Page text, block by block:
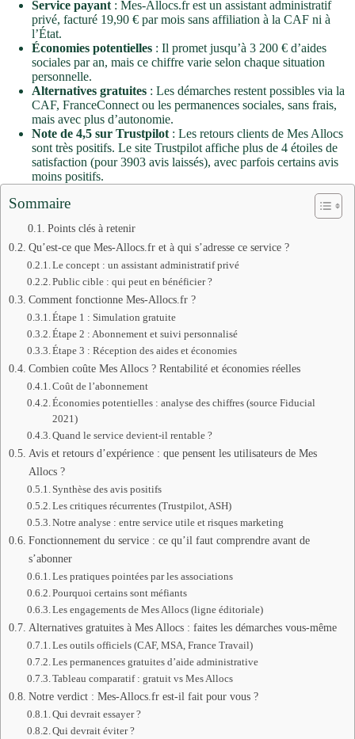
Service payant : Mes-Allocs.fr est un assistant administratif
privé, facturé 19,90 € par mois sans affiliation à la CAF ni à
l’État.
Économies potentielles : Il promet jusqu’à 3 200 € d’aides
sociales par an, mais ce chiffre varie selon chaque situation
personnelle.
Alternatives gratuites : Les démarches restent possibles via la
CAF, FranceConnect ou les permanences sociales, sans frais,
mais avec plus d’autonomie.
Note de 4,5 sur Trustpilot : Les retours clients de Mes Allocs
sont très positifs. Le site Trustpilot affiche plus de 4 étoiles de
satisfaction (pour 3903 avis laissés), avec parfois certains avis
moins positifs.
Sommaire
Points clés à retenir
Qu’est-ce que Mes-Allocs.fr et à qui s’adresse ce service ?
Le concept : un assistant administratif privé
Public cible : qui peut en bénéficier ?
Comment fonctionne Mes-Allocs.fr ?
Étape 1 : Simulation gratuite
Étape 2 : Abonnement et suivi personnalisé
Étape 3 : Réception des aides et économies
Combien coûte Mes Allocs ? Rentabilité et économies réelles
Coût de l’abonnement
Économies potentielles : analyse des chiffres (source Fiducial
2021)
Quand le service devient-il rentable ?
Avis et retours d’expérience : que pensent les utilisateurs de Mes
Allocs ?
Synthèse des avis positifs
Les critiques récurrentes (Trustpilot, ASH)
Notre analyse : entre service utile et risques marketing
Fonctionnement du service : ce qu’il faut comprendre avant de
s’abonner
Les pratiques pointées par les associations
Pourquoi certains sont méfiants
Les engagements de Mes Allocs (ligne éditoriale)
Alternatives gratuites à Mes Allocs : faites les démarches vous-même
Les outils officiels (CAF, MSA, France Travail)
Les permanences gratuites d’aide administrative
Tableau comparatif : gratuit vs Mes Allocs
Notre verdict : Mes-Allocs.fr est-il fait pour vous ?
Qui devrait essayer ?
Qui devrait éviter ?